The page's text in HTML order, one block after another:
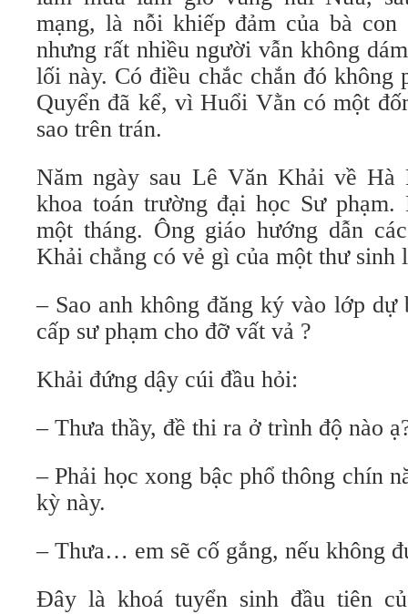
mạng, là nỗi khiếp đảm của bà
nhưng rất nhiều người vẫn không
lối này. Có điều chắc chắn đó không
Quyển đã kể, vì Huổi Vằn có một
sao trên trán.
Năm ngày sau Lê Văn Khải về
khoa toán trường đại học Sư
một tháng. Ông giáo hướng dẫn
Khải chẳng có vẻ gì của một thư sinh
– Sao anh không đăng ký vào lớp
cấp sư phạm cho đỡ vất vả ?
Khải đứng dậy cúi đầu hỏi:
– Thưa thầy, đề thi ra ở trình độ nào
– Phải học xong bậc phổ thông chín
kỳ này.
– Thưa… em sẽ cố gắng, nếu không
Đây là khoá tuyển sinh đầu tiên